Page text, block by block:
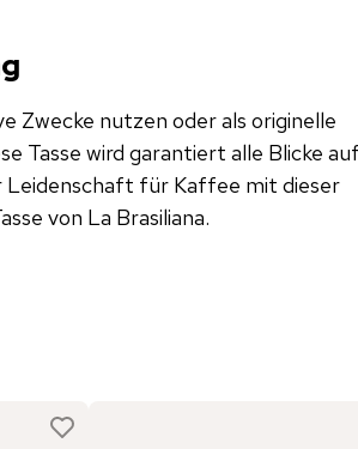
Zwecke nutzen oder als originelle
Tasse wird garantiert alle Blicke
Leidenschaft für Kaffee mit dieser
von La Brasiliana.